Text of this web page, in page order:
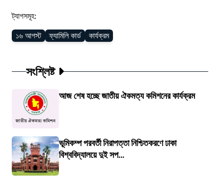
ট্যাগসমূহ:
১৬ আগস্ট ফ্যামিলি কার্ড কার্যক্রম
সংশ্লিষ্ট
আজ শেষ হচ্ছে জাতীয় ঐকমত্য কমিশনের কার্যক্রম
ভূমিকম্প পরবর্তী নিরাপত্তা নিশ্চিতকরণে ঢাকা
বিশ্ববিদ্যালয়ে দুই সপ...